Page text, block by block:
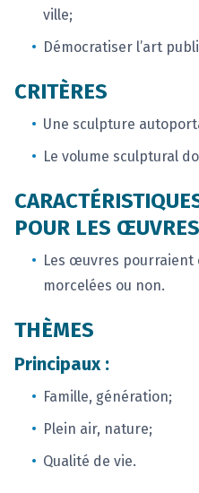
ville;
Démocratiser l’art
CRITÈRES
Une sculpture
Le volume sculptural
POUR LES ŒUVRES
Les œuvres pourraient
morcelées ou non.
THÈMES
Principaux :
Famille, génération;
Plein air, nature;
Qualité de vie.